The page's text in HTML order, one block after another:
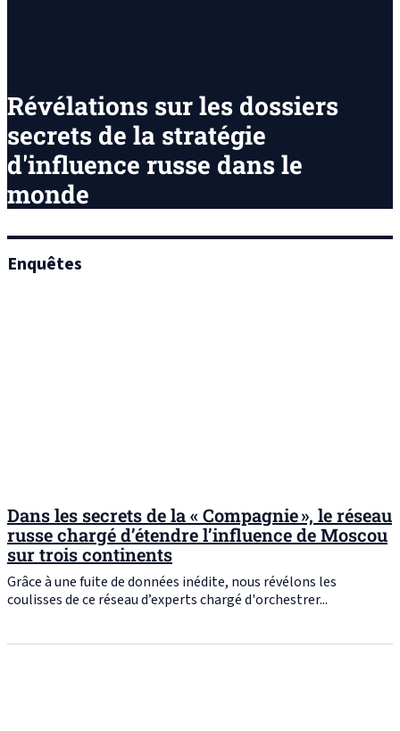
Révélations sur les dossiers
secrets de la stratégie
d'influence russe dans le
monde
Enquêtes
Dans les secrets de la « Compagnie », le réseau
russe chargé d’étendre l’influence de Moscou
sur trois continents
Grâce à une fuite de données inédite, nous révélons les
coulisses de ce réseau d’experts chargé d'orchestrer...